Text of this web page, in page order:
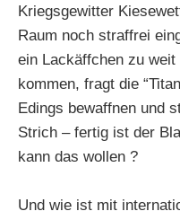
Kriegsgewitter
Raum noch straffrei
ein Lackäffchen zu
kommen, fragt die
Edings bewaffnen und
Strich – fertig ist der
kann das wollen ?
Und wie ist mit